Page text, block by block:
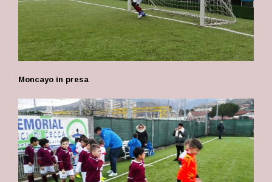
Moncayo in presa